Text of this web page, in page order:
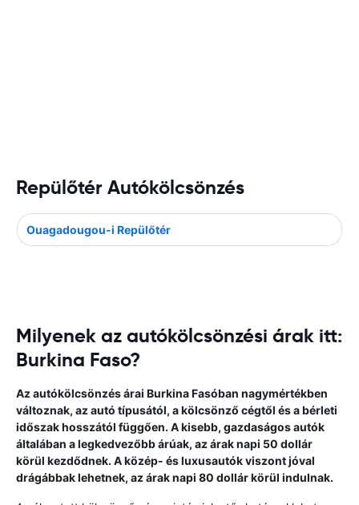
Repülőtér Autókölcsönzés
Ouagadougou-i Repülőtér
Milyenek az autókölcsönzési árak itt:
Burkina Faso?
Az autókölcsönzés árai Burkina Fasóban nagymértékben
változnak, az autó típusától, a kölcsönző cégtől és a bérleti
időszak hosszától függően. A kisebb, gazdaságos autók
általában a legkedvezőbb árúak, az árak napi 50 dollár
körül kezdődnek. A közép- és luxusautók viszont jóval
drágábbak lehetnek, az árak napi 80 dollár körül indulnak.